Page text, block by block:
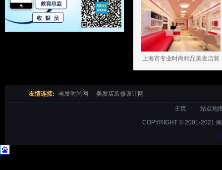
上海市专业时尚精品美发店装
修设计案例
友情连接: 哈发时尚网 美发店装修设计网
主页 站点地
COPYRIGHT © 2001-2021